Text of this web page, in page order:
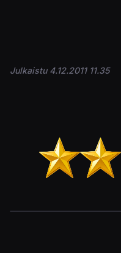
Julkaistu 4.12.2011 11.35